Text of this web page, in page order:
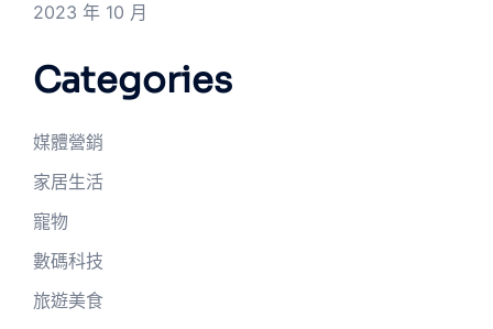
2023 年 10 月
Categories
媒體營銷
家居生活
寵物
數碼科技
旅遊美食